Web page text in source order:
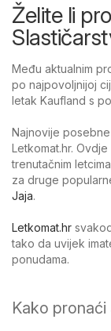
Želite li
Među aktualnim
po najpovoljnijoj
letak Kaufland s
Najnovije
Letkomat.hr.
trenutačnim
za druge
Jaja.
Letkomat.hr
tako da uvijek
ponudama.
Kako